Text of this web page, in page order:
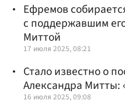
Ефремов
с поддержавшим
Миттой
17 июля 2025, 08:21
Стало известно о
Александра Митты:
16 июля 2025, 09:08